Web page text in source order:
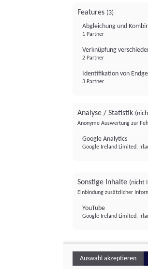
Features (3)
Abgleichung und
1 Partner
Verknüpfung
2 Partner
Identifikation von
3 Partner
Analyse / Statistik
Anonyme Auswertung zur
Google Analytics
Google Ireland Limited,
Sonstige Inhalte (nicht
Einbindung zusätzlicher
YouTube
Google Ireland Limited,
Auswahl akzeptieren